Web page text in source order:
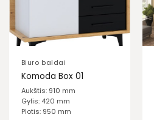
Biuro baldai
Komoda Box 01
Aukštis: 910 mm
Gylis: 420 mm
Plotis: 950 mm